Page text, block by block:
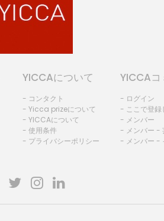
YICCAについて
- コンタクト
- Yicca prizeについて
- YICCAについて
- 使用条件
- プライバシーポリシー
YICCA
- ログイン
- ここで登録
- メンバー
- メンバー -
- メンバー -